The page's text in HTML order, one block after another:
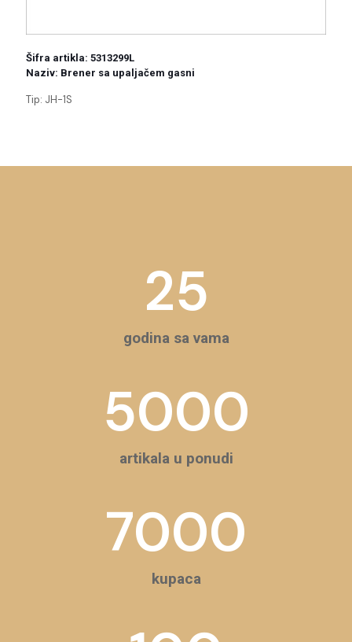
Šifra artikla: 5313299L
Naziv: Brener sa upaljačem gasni
Tip: JH-1S
25
godina sa vama
5000
artikala u ponudi
7000
kupaca